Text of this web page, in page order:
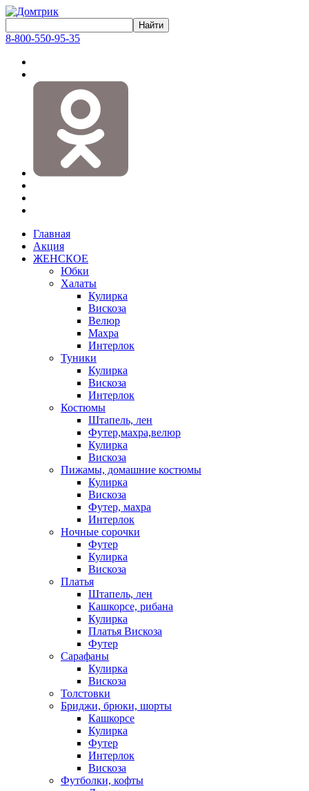
8-800-550-95-35
Главная
Акция
ЖЕНСКОЕ
Юбки
Халаты
Кулирка
Вискоза
Велюр
Махра
Интерлок
Туники
Кулирка
Вискоза
Интерлок
Костюмы
Штапель, лен
Футер,махра,велюр
Кулирка
Вискоза
Пижамы, домашние костюмы
Кулирка
Вискоза
Футер, махра
Интерлок
Ночные сорочки
Футер
Кулирка
Вискоза
Платья
Штапель, лен
Кашкорсе, рибана
Кулирка
Платья Вискоза
Футер
Сарафаны
Кулирка
Вискоза
Толстовки
Бриджи, брюки, шорты
Кашкорсе
Кулирка
Футер
Интерлок
Вискоза
Футболки, кофты